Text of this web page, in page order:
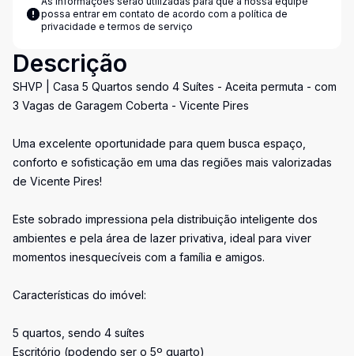
possa entrar em contato de acordo com a política de
privacidade e termos de serviço
Descrição
SHVP | Casa 5 Quartos sendo 4 Suítes - Aceita permuta - com
3 Vagas de Garagem Coberta - Vicente Pires
Uma excelente oportunidade para quem busca espaço,
conforto e sofisticação em uma das regiões mais valorizadas
de Vicente Pires!
Este sobrado impressiona pela distribuição inteligente dos
ambientes e pela área de lazer privativa, ideal para viver
momentos inesquecíveis com a família e amigos.
Características do imóvel:
5 quartos, sendo 4 suítes
Escritório (podendo ser o 5º quarto)